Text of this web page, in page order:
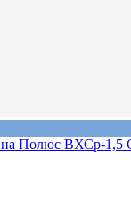
Полюс ВХСр-1,5